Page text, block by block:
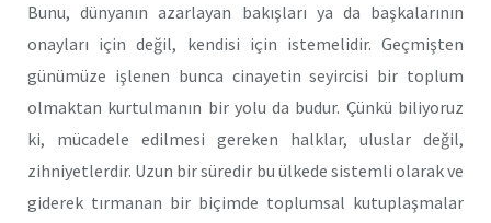
Bunu, dünyanın azarlayan bakışları ya da başkalarının
onayları için değil, kendisi için istemelidir. Geçmişten
günümüze işlenen bunca cinayetin seyircisi bir toplum
olmaktan kurtulmanın bir yolu da budur. Çünkü biliyoruz
ki, mücadele edilmesi gereken halklar, uluslar değil,
zihniyetlerdir. Uzun bir süredir bu ülkede sistemli olarak ve
giderek tırmanan bir biçimde toplumsal kutuplaşmalar